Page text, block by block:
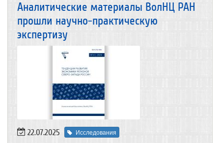
Аналитические материалы ВолНЦ РАН
прошли научно-практическую
экспертизу
22.07.2025 Исследования